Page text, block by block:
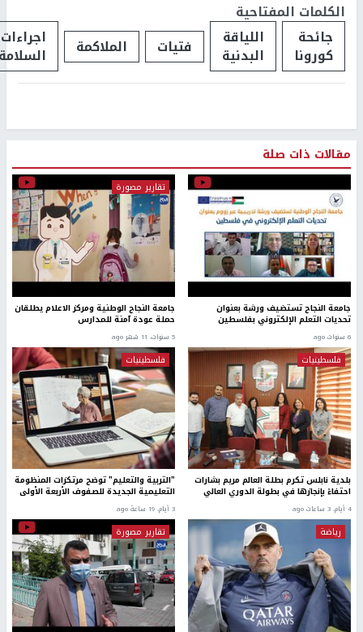
الكلمات المفتاحية
جائحة
كورونا
اللياقة
البدنية فتيات الملاكمة اجراءات
مقالات ذات صلة
جامعة النجاح تستضيف ورشة بعنوان
تحديات التعلم الإلكتروني بفلسطين
6 سنوات ago
تقارير مصورة
جامعة النجاح الوطنية ومركز الاعلام يطلقان
حملة عودة آمنة للمدارس
5 سنوات، 11 شهر ago
فلسطينيات
بلدية نابلس تكرم بطلة العالم مريم بشارات
احتفاءً بإنجازها في بطولة الدوري العالي
4 أيام، 3 ساعات ago
فلسطينيات
"التربية والتعليم" توضح مرتكزات المنظومة
التعليمية الجديدة للصفوف الأربعة الأولى
3 أيام، 19 ساعة ago
رياضة تقارير مصورة